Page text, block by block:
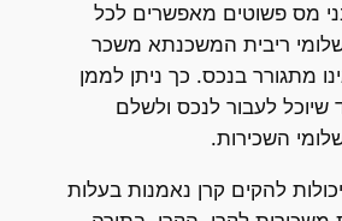
מס פשוטים מאפשרים לכל
ריבית המשכנתא משכר
מתגורר בנכס. כך ניתן לממן
לעבור לנכס ולשלם
השכירות.
להקים קרן נאמנות בעלות